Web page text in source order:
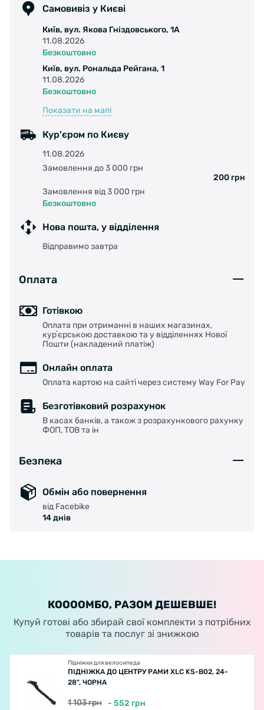
Самовивіз у Києві
Київ, вул. Якова Гніздовського, 1А
11.08.2026
Безкоштовно
Київ, вул. Рональда Рейгана, 1
11.08.2026
Безкоштовно
Показати на мапі
Кур'єром по Києву
11.08.2026
Замовлення до 3 000 грн
200 грн
Замовлення від 3 000 грн
Безкоштовно
Нова пошта, у відділення
Відправимо завтра
Оплата
Готівкою
Оплата при отриманні в наших магазинах,
курʼєрською доставкою та у відділеннях Нової
Пошти (накладений платіж)
Онлайн оплата
Оплата картою на сайті через систему Way For Pay
Безготівковий розрахунок
В касах банків, а також з розрахункового рахунку
ФОП, ТОВ та ін
Безпека
Обмін або повернення
від Facebike
14 днів
КООООМБО, РАЗОМ ДЕШЕВШЕ!
Купуй готові або збирай свої комплекти з потрібних
товарів та послуг зі знижкою
Підніжки для велосипеда
ПІДНІЖКА ДО ЦЕНТРУ РАМИ XLC KS-B02, 24-
28", ЧОРНА
1 103грн - 552 грн